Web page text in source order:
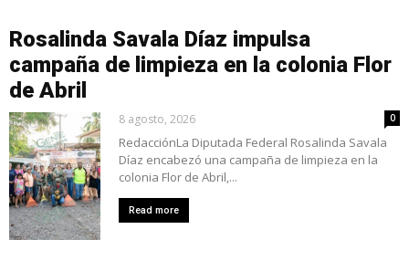
Rosalinda Savala Díaz impulsa
campaña de limpieza en la colonia Flor
de Abril
8 agosto, 2026 0
RedacciónLa Diputada Federal Rosalinda Savala
Díaz encabezó una campaña de limpieza en la
colonia Flor de Abril,...
Read more